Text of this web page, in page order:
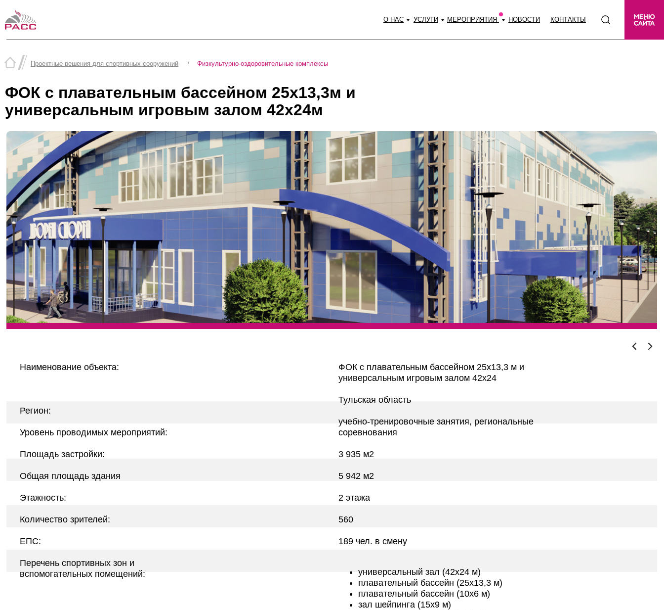
О НАС УСЛУГИ МЕРОПРИЯТИЯ НОВОСТИ КОНТАКТЫ
Проектные решения для спортивных сооружений Физкультурно-оздоровительные комплексы
/
ФОК с плавательным бассейном 25х13,3м и
универсальным игровым залом 42х24м
Наименование объекта:
Регион:
Уровень проводимых мероприятий:
Площадь застройки:
Общая площадь здания
Этажность:
Количество зрителей:
ЕПС:
Перечень спортивных зон и
вспомогательных помещений:
ФОК с плавательным бассейном 25х13,3 м и
универсальным игровым залом 42х24
Тульская область
учебно-тренировочные занятия, региональные
соревнования
3 935 м2
5 942 м2
2 этажа
560
189 чел. в смену
универсальный зал (42х24 м)
плавательный бассейн (25х13,3 м)
плавательный бассейн (10х6 м)
зал шейпинга (15х9 м)